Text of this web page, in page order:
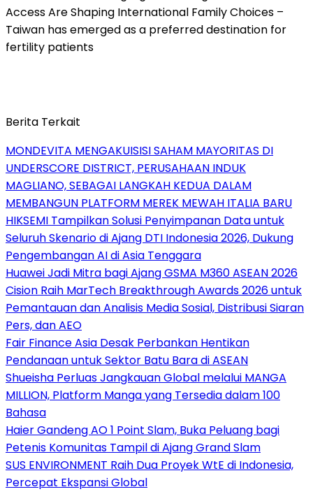
Access Are Shaping International Family Choices –
Taiwan has emerged as a preferred destination for
fertility patients
Berita Terkait
MONDEVITA MENGAKUISISI SAHAM MAYORITAS DI
UNDERSCORE DISTRICT, PERUSAHAAN INDUK
MAGLIANO, SEBAGAI LANGKAH KEDUA DALAM
MEMBANGUN PLATFORM MEREK MEWAH ITALIA BARU
HIKSEMI Tampilkan Solusi Penyimpanan Data untuk
Seluruh Skenario di Ajang DTI Indonesia 2026, Dukung
Pengembangan AI di Asia Tenggara
Huawei Jadi Mitra bagi Ajang GSMA M360 ASEAN 2026
Cision Raih MarTech Breakthrough Awards 2026 untuk
Pemantauan dan Analisis Media Sosial, Distribusi Siaran
Pers, dan AEO
Fair Finance Asia Desak Perbankan Hentikan
Pendanaan untuk Sektor Batu Bara di ASEAN
Shueisha Perluas Jangkauan Global melalui MANGA
MILLION, Platform Manga yang Tersedia dalam 100
Bahasa
Haier Gandeng AO 1 Point Slam, Buka Peluang bagi
Petenis Komunitas Tampil di Ajang Grand Slam
SUS ENVIRONMENT Raih Dua Proyek WtE di Indonesia,
Percepat Ekspansi Global